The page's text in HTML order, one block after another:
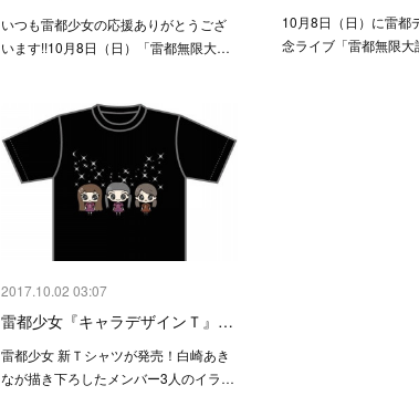
いつも雷都少女の応援ありがとうござ
います!!10月8日（日）「雷都無限大…
10月8日（日）に雷都
念ライブ「雷都無限
2017.10.02 03:07
雷都少女『キャラデザインＴ』…
雷都少女 新Ｔシャツが発売！白崎あき
なが描き下ろしたメンバー3人のイラ…